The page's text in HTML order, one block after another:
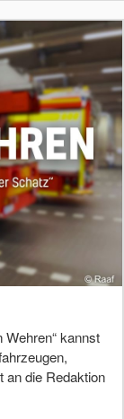
kannst
an die Redaktion